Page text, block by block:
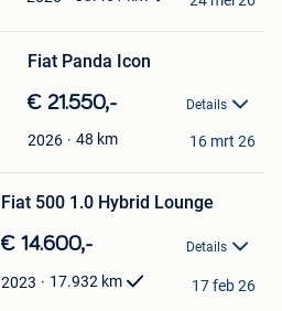
Fiat Panda Icon
€ 21.550,- Details
2026 48 km 16 mrt 26
Fiat 500 1.0 Hybrid Lounge
€ 14.600,- Details
2023 17.932 km 17 feb 26